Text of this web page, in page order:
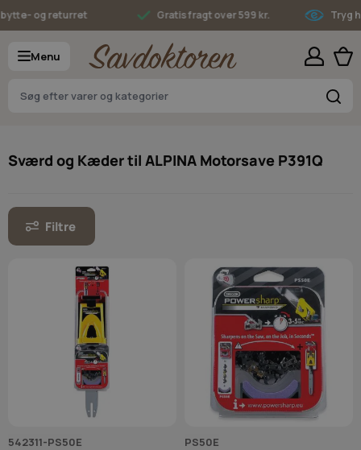
Skip to Content
og returret Gratis fragt over 599 kr. Tryg
Menu
Sværd og Kæder til ALPINA Motorsave P391Q
Filtre
542311-PS50E PS50E